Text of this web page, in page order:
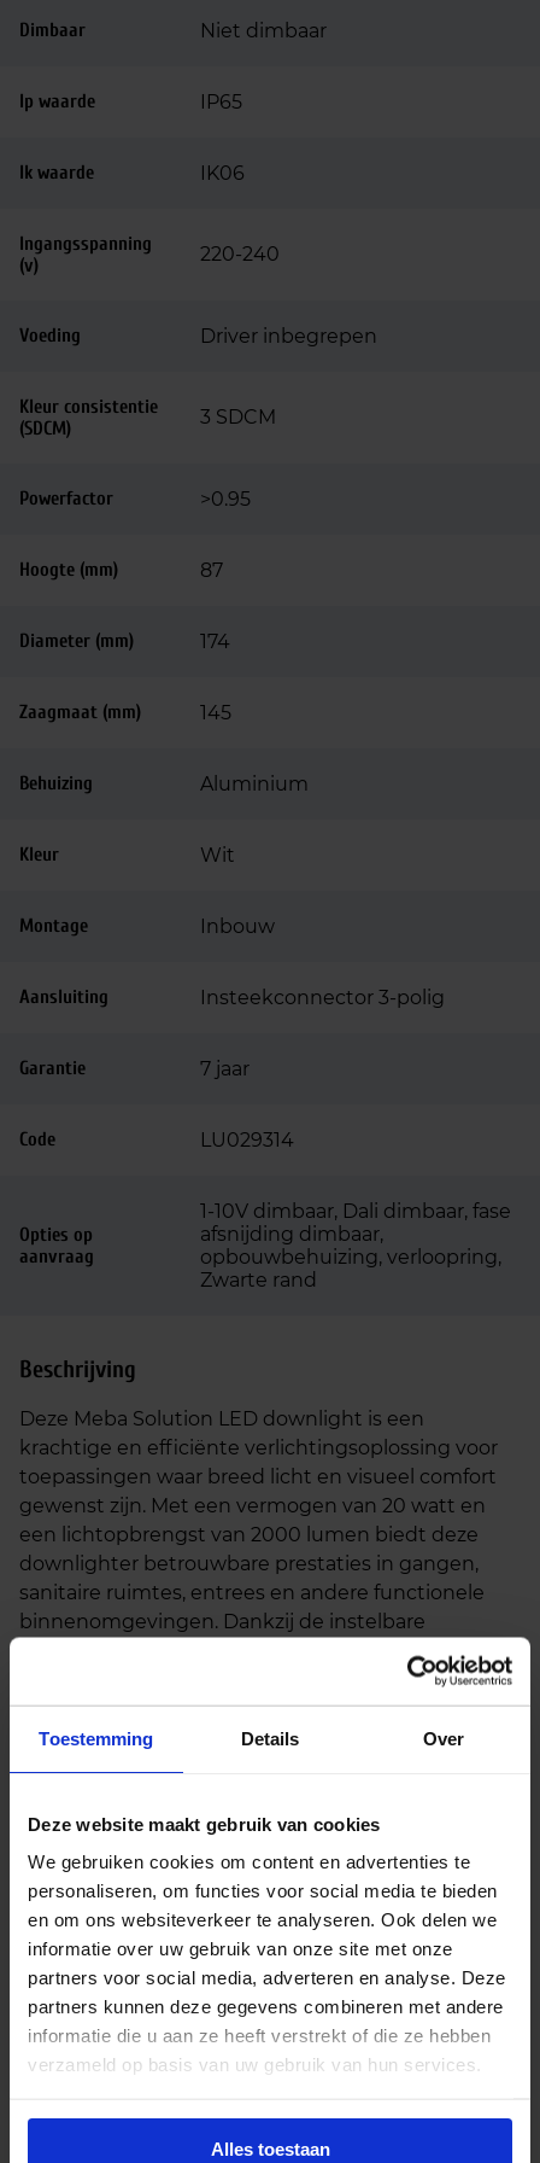
Toestemming Details Over
Deze website maakt gebruik van cookies
We gebruiken cookies om content en advertenties te
personaliseren, om functies voor social media te bieden
en om ons websiteverkeer te analyseren. Ook delen we
informatie over uw gebruik van onze site met onze
partners voor social media, adverteren en analyse. Deze
partners kunnen deze gegevens combineren met andere
informatie die u aan ze heeft verstrekt of die ze hebben
verzameld op basis van uw gebruik van hun services.
Alles toestaan
Dimbaar Niet dimbaar
Ip waarde IP65
Ik waarde IK06
Ingangsspanning
(v)
220-240
Voeding Driver inbegrepen
Kleur consistentie
(SDCM)
3 SDCM
Powerfactor >0.95
Hoogte (mm) 87
Diameter (mm) 174
Zaagmaat (mm) 145
Behuizing Aluminium
Kleur Wit
Montage Inbouw
Aansluiting Insteekconnector 3-polig
Garantie 7 jaar
Code LU029314
Opties op
aanvraag
1-10V dimbaar, Dali dimbaar, fase
afsnijding dimbaar,
opbouwbehuizing, verloopring,
Zwarte rand
Beschrijving
Deze Meba Solution LED downlight is een
krachtige en efficiënte verlichtingsoplossing voor
toepassingen waar breed licht en visueel comfort
gewenst zijn. Met een vermogen van 20 watt en
een lichtopbrengst van 2000 lumen biedt deze
downlighter betrouwbare prestaties in gangen,
sanitaire ruimtes, entrees en andere functionele
binnenomgevingen. Dankzij de instelbare
kleurtemperatuur van 3000K (warmwit), 4000K
(koelwit) en 6000K (daglichtwit) is de lichtsfeer
eenvoudig af te stemmen op de ruimte en het
gebruiksmoment.
afscherming met een brede stralingshoek van 80°,
lage verblindingswaarde (UGR<22) maakt hem
geschikt voor algemene verlichting zonder visuele
hinder. Met een gatmaat van ø145 mm is hij
geschikt voor middelgrote inbouwopeningen. Het
strakke ontwerp zorgt voor een nette afwerking en
eenvoudige montage.
Deze uitvoering is uitgerust met een Philips
prestaties en een lange levensduur. De spot is
flikkervrij en ontworpen voor directe aansluiting op